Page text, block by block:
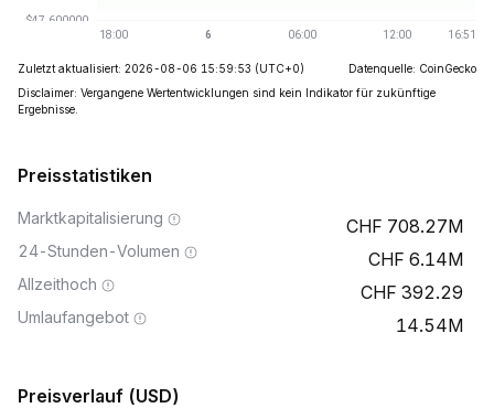
Zuletzt aktualisiert: 2026-08-06 15:59:53 (UTC+0)
Datenquelle: CoinGecko
Disclaimer: Vergangene Wertentwicklungen sind kein Indikator für zukünftige
Ergebnisse.
Preisstatistiken
Marktkapitalisierung 708.27M
24-Stunden-Volumen 6.14M
Allzeithoch 392.29
Umlaufangebot 14.54M
Preisverlauf (USD)